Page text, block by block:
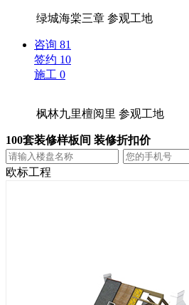
绿城海棠三章参观工地
咨询 81
签约 10
施工 0
枫林九里檀阅里参观工地
100套装修样板间 装修折扣价
欧标工程